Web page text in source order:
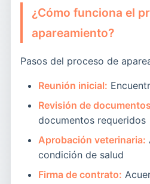
¿Cómo funciona el
apareamiento?
Pasos del proceso de
Reunión inicial:
Revisión de
documentos requeridos
Aprobación veterinaria:
condición de salud
Firma de contrato: